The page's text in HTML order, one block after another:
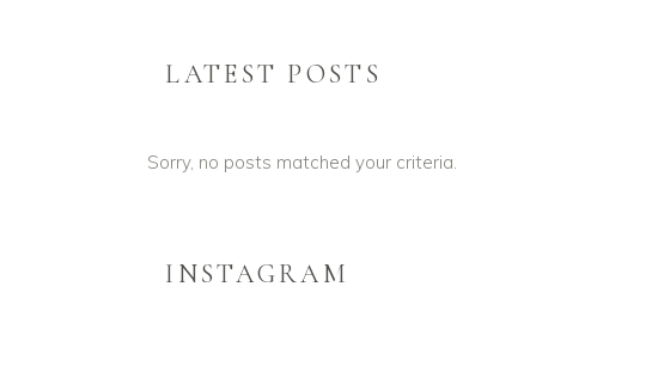
LATEST POSTS
Sorry, no posts matched your criteria.
INSTAGRAM